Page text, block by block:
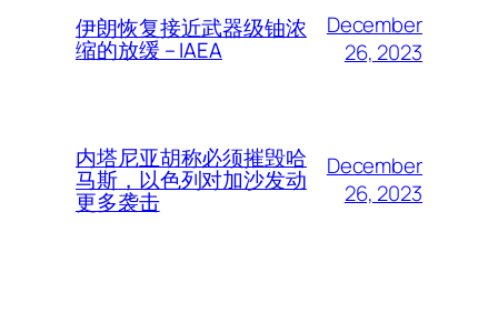
伊朗恢复接近武器级铀浓
缩的放缓 – IAEA
December
26, 2023
内塔尼亚胡称必须摧毁哈
马斯，以色列对加沙发动
更多袭击
December
26, 2023